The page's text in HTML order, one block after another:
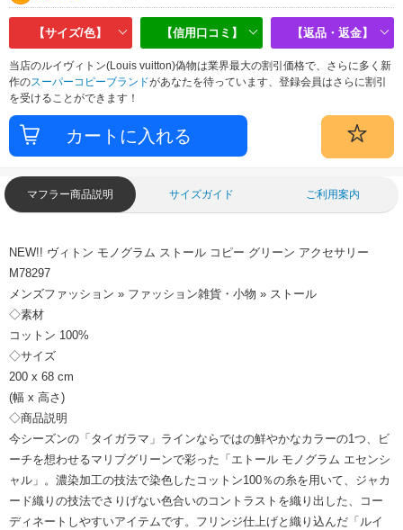
【サイズ/色】 【信用口コミ】 【返品・返金】
当店のルイヴィトン(Louis vuitton)偽物は業界最大の割引価格で、さらに多く新
作のスーパーコピーブランドがあなたを待っています、登録会員はさらに割引
を受けることができます！
マフラー商品説明 サイズガイド ご利用案内
NEW!! ヴィトン モノグラム ストール コピー グリーン アクセサリー
M78297
メンズファッション » ファッション雑貨・小物 » ストール
◇素材
コットン 100%
◇サイズ
200 x 68 cm
(幅 x 高さ)
◇商品説明
今シーズンの「タイガラマ」ラインならではの鮮やかなカラーの1つ、ビ
ーチを想わせるマリブグリーンで彩った「エトール モノグラム エセンシ
ャル」。濃染加工の技法で染色したコットン100％の糸を用いて、ジャカ
ード織りの技法でさりげない色合いのコントラストを織り出した、コー
ディネートしやすいアイテムです。フリンジ仕上げと織り込んだ「ルイ